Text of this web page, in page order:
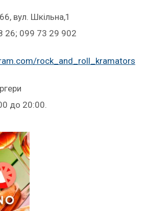
вул. Шкільна,1
26; 099 73 29 902
rock_and_roll_kramators
до 20:00.